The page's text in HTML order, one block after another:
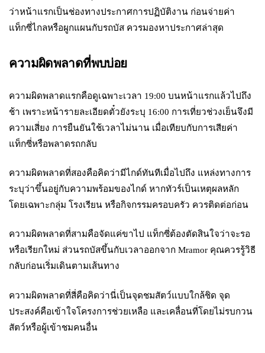
ว่าหน้าแรกเป็นช่องทางประกาศการปฏิบัติงาน ก่อนจ่ายค่า
แท็กซี่ไกลหรือผูกแผนกับรถบัส ควรมองหาประกาศล่าสุด
ความผิดพลาดที่พบบ่อย
ความผิดพลาดแรกคือดูเฉพาะเวลา 19:00 บนหน้าแรกแล้วไปถึง
ช้า เพราะหน้ารายละเอียดตั๋วยังระบุ 16:00 การเที่ยวช่วงเย็นจึงมี
ความเสี่ยง การยืนยันใช้เวลาไม่นาน เมื่อเทียบกับการเสียค่า
แท็กซี่หรือพลาดรถกลับ
ความผิดพลาดที่สองคือคิดว่ามีไกด์ทันทีเมื่อไปถึง แหล่งทางการ
ระบุว่าขึ้นอยู่กับความพร้อมของไกด์ หากทัวร์เป็นเหตุผลหลัก
โดยเฉพาะกลุ่ม โรงเรียน หรือกิจกรรมครอบครัว ควรติดต่อก่อน
ความผิดพลาดที่สามคือจัดแค่ขาไป แท็กซี่ต้องตัดสินใจว่าจะรอ
หรือเรียกใหม่ ส่วนรถบัสขึ้นกับเวลาออกจาก Mramor คุณควรรู้วิธี
กลับก่อนเริ่มเดินตามเส้นทาง
ความผิดพลาดที่สี่คือคิดว่านี่เป็นจุดชมสัตว์แบบใกล้ชิด จุด
ประสงค์คือเข้าใจโครงการช่วยเหลือ และเคลื่อนที่โดยไม่รบกวน
สัตว์หรือผู้เข้าชมคนอื่น